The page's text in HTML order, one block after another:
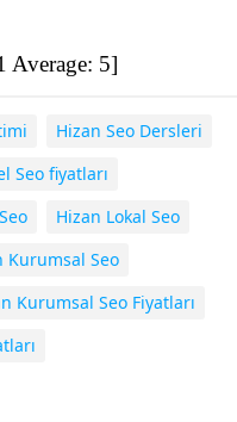
Average: 5]
Hizan Seo Dersleri
Seo fiyatları
Hizan Lokal Seo
Kurumsal Seo
Kurumsal Seo Fiyatları